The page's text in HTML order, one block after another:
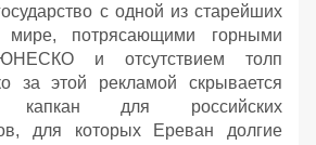
с одной из старейших
мире, потрясающими горными
и отсутствием толп
за этой рекламой скрывается
капкан для российских
для которых Ереван долгие